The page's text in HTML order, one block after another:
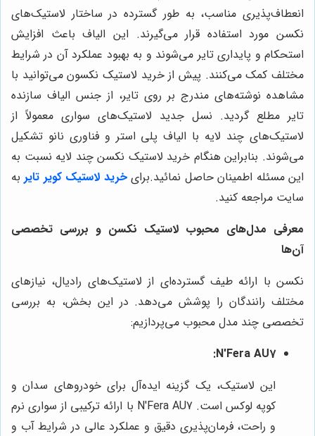
انعطاف‌پذیری مناسب، به طور گسترده در ساختار لاستیک‌های
نکسن مورد استفاده قرار می‌گیرند. این الیاف باعث افزایش
استحکام و پایداری تایر می‌شوند و به بهبود عملکرد آن در شرایط
مختلف کمک می‌کنند. پیش از خرید لاستیک نکسون می‌توانید با
مشاهده نوشته‌های مندرج بر روی تایر، از جنس الیاف سازنده
تایر مطلع گردید. نسل جدید لاستیک‌های سواری معمولاً از
لاستیک‌های چند لایه با الیاف پلی استر و فناوری نانو تشکیل
می‌شوند. بنابراین هنگام خرید لاستیک نکسن چند لایه نسبت به
این مسئله اطمینان حاصل نمائید.برایخرید لاستیک کویر تایر به
سایت مراجعه کنید.
معرفی مدل‌های محبوب لاستیک نکسن و بررسی تخصصی
آن‌ها
نکسن با ارائه طیف گسترده‌ای از لاستیک‌های رادیال، نیازهای
مختلف رانندگان را پوشش می‌دهد. در این بخش، به بررسی
تخصصی چند مدل محبوب می‌پردازیم:
N'Fera AU7:
این لاستیک، یک گزینه ایده‌آل برای خودروهای سدان و
کوپه لوکس است. N'Fera AU7 با ارائه ترکیبی از سواری نرم
و راحت، فرمان‌پذیری دقیق و عملکرد عالی در شرایط آب و